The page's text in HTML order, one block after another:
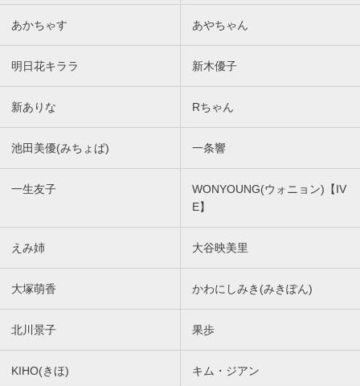
あかちゃす あやちゃん
明日花キララ 新木優子
新ありな Rちゃん
池田美優(みちょぱ) 一条響
一生友子
WONYOUNG(ウォニョン)【IV
E】
えみ姉 大谷映美里
大塚萌香 かわにしみき(みきぽん)
北川景子 果歩
KIHO(きほ) キム・ジアン